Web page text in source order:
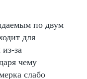
по двум
для
за
чему
слабо